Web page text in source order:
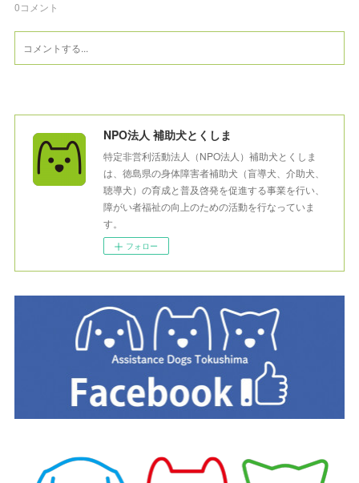
0コメント
NPO法人 補助犬とくしま
特定非営利活動法人（NPO法人）補助犬とくしま
は、徳島県の身体障害者補助犬（盲導犬、介助犬、
聴導犬）の育成と普及啓発を促進する事業を行い、
障がい者福祉の向上のための活動を行なっていま
す。
フォロー